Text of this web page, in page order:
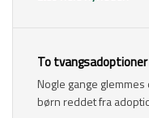
​To
Nogle gange
børn reddet fra